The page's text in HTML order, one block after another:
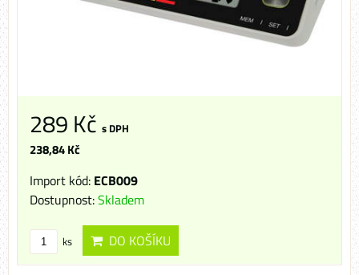
289 Kč s DPH
238,84 Kč
Import kód: ECB009
Dostupnost:Skladem
ks DO KOŠÍKU